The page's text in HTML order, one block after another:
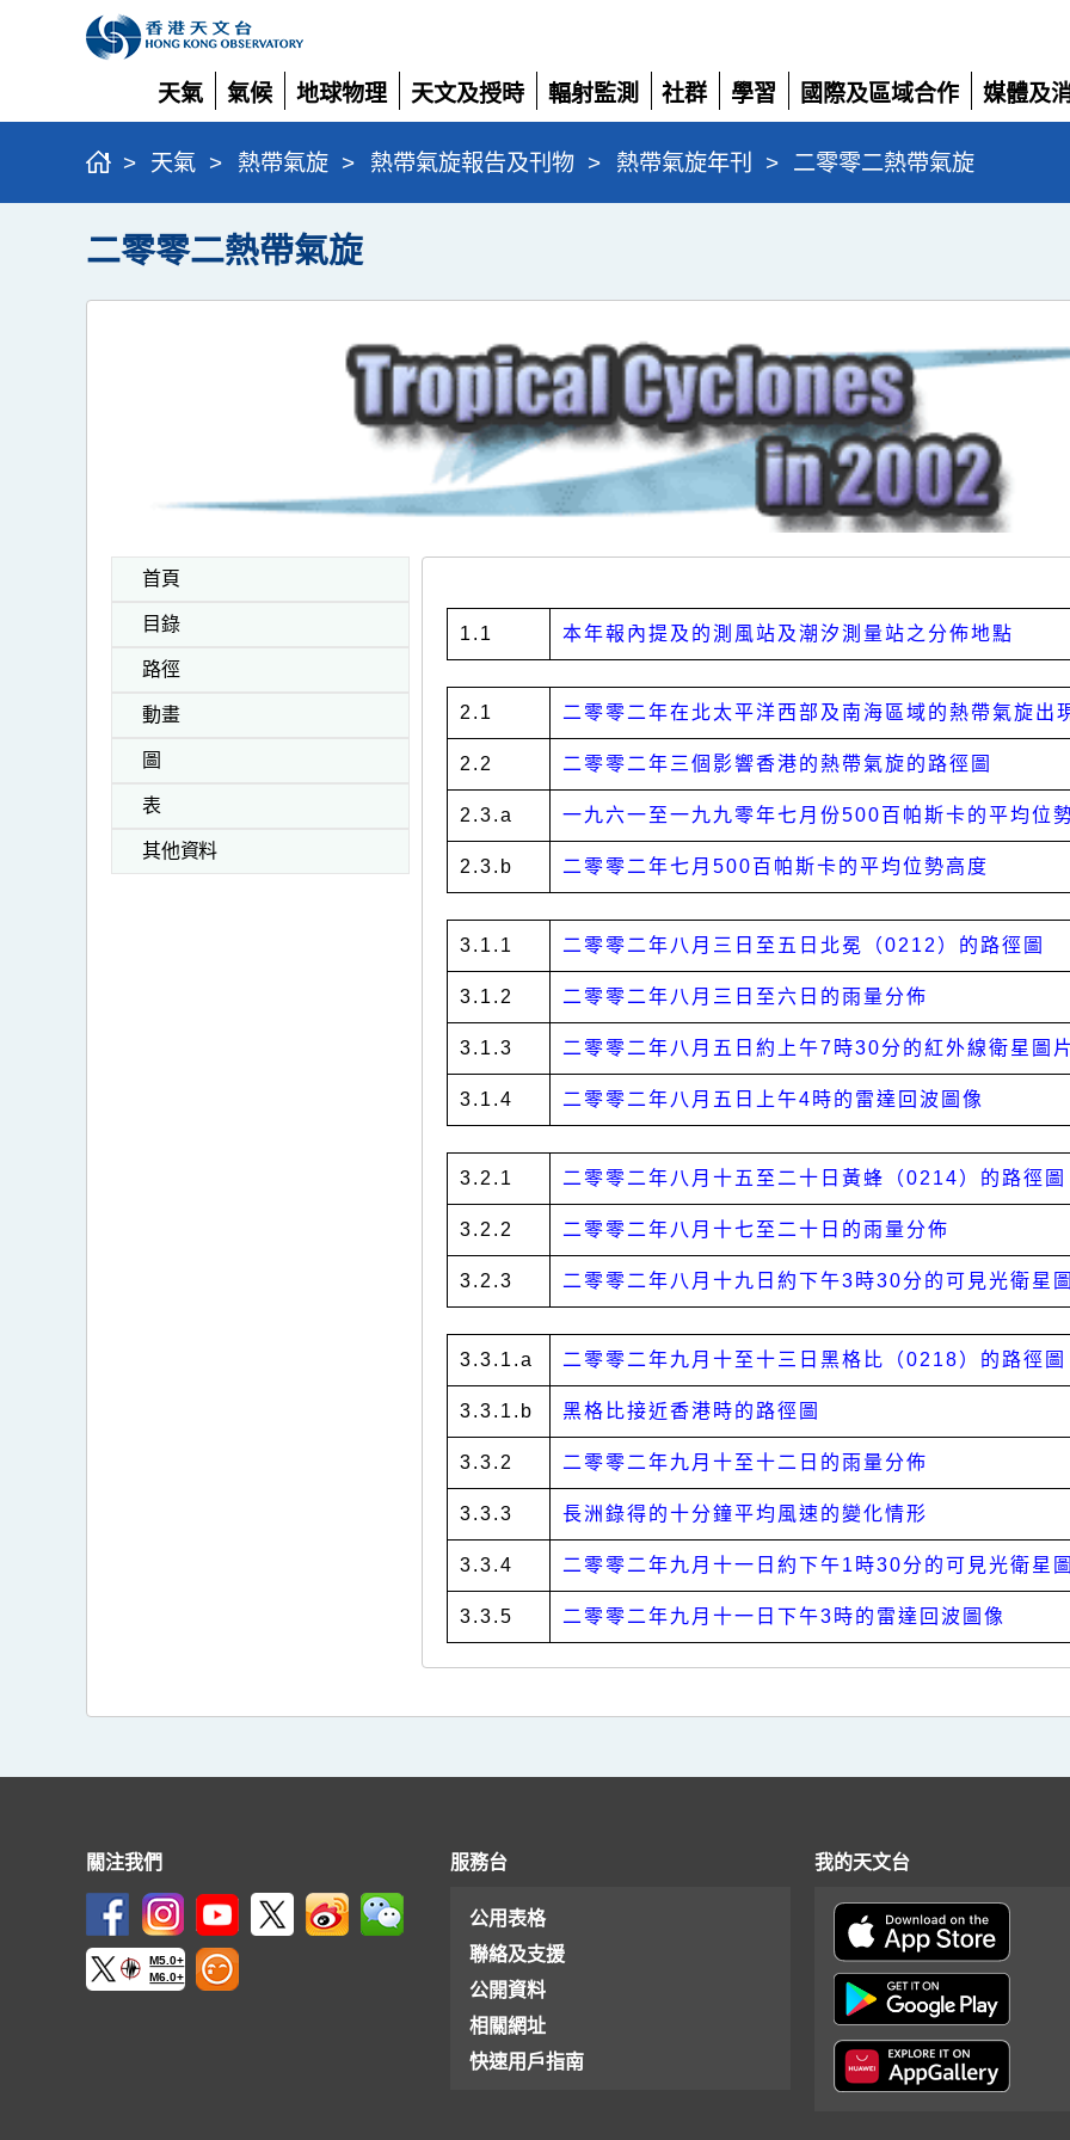
天氣
展
開
氣候
展
開
地球物理
展
開
天文及授時
展
開
輻射監測
展
開
社群
展
開
學習
展
開
國際及區域合作
展
開
媒體及
展
> 天氣 > 熱帶氣旋 > 熱帶氣旋報告及刊物 > 熱帶氣旋年刊 > 二零零二熱帶氣旋
二零零二熱帶氣旋
首頁
目錄
路徑
動畫
圖
表
其他資料
1.1 本年報內提及的測風站及潮汐測量站之分佈地點
2.1 二零零二年在北太平洋西部及南海區域的熱帶氣旋出
2.2 二零零二年三個影響香港的熱帶氣旋的路徑圖
2.3.a 一九六一至一九九零年七月份500百帕斯卡的平均位
2.3.b 二零零二年七月500百帕斯卡的平均位勢高度
3.1.1 二零零二年八月三日至五日北冕（0212）的路徑圖
3.1.2 二零零二年八月三日至六日的雨量分佈
3.1.3 二零零二年八月五日約上午7時30分的紅外線衛星圖片
3.1.4 二零零二年八月五日上午4時的雷達回波圖像
3.2.1 二零零二年八月十五至二十日黃蜂（0214）的路徑圖
3.2.2 二零零二年八月十七至二十日的雨量分佈
3.2.3 二零零二年八月十九日約下午3時30分的可見光衛星
3.3.1.a 二零零二年九月十至十三日黑格比（0218）的路徑圖
3.3.1.b 黑格比接近香港時的路徑圖
3.3.2 二零零二年九月十至十二日的雨量分佈
3.3.3 長洲錄得的十分鐘平均風速的變化情形
3.3.4 二零零二年九月十一日約下午1時30分的可見光衛星
3.3.5 二零零二年九月十一日下午3時的雷達回波圖像
關注我們
M5.0+
M6.0+
服務台
公用表格
聯絡及支援
公開資料
相關網址
快速用戶指南
我的天文台